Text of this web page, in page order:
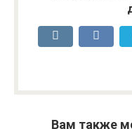
Вам также